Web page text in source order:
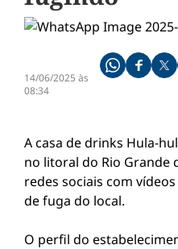
14/06/2025 às
08:34
Compartilhe
A casa de drinks Hula-
no litoral do Rio Grande
redes sociais com
de fuga do local.
O perfil do